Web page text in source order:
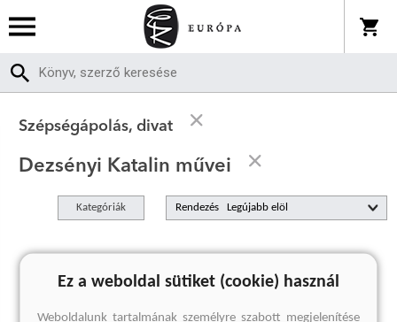
Szépségápolás, divat
Dezsényi Katalin művei
Kategóriák Rendezés
A keresett kifejezésre nincs találat
Ez a weboldal sütiket (cookie) használ
Weboldalunk tartalmának személyre szabott megjelenítése